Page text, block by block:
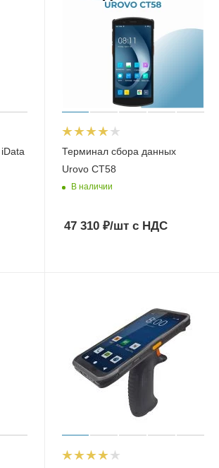
Терминал сбора данных
Urovo CT58
В наличии
47 310₽/штс НДС